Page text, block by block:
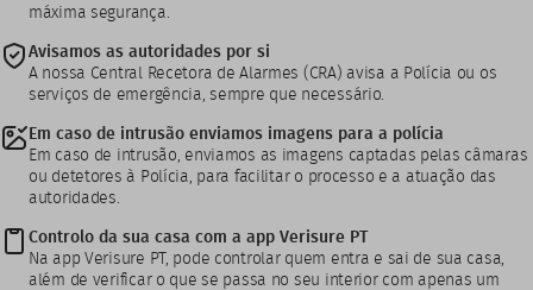
máxima segurança.
Avisamos as autoridades por si
A nossa Central Recetora de Alarmes (CRA) avisa a Polícia ou os
serviços de emergência, sempre que necessário.
Em caso de intrusão enviamos imagens para a polícia
Em caso de intrusão, enviamos as imagens captadas pelas câmaras
ou detetores à Polícia, para facilitar o processo e a atuação das
autoridades.
Controlo da sua casa com a app Verisure PT
Na app Verisure PT, pode controlar quem entra e sai de sua casa,
além de verificar o que se passa no seu interior com apenas um